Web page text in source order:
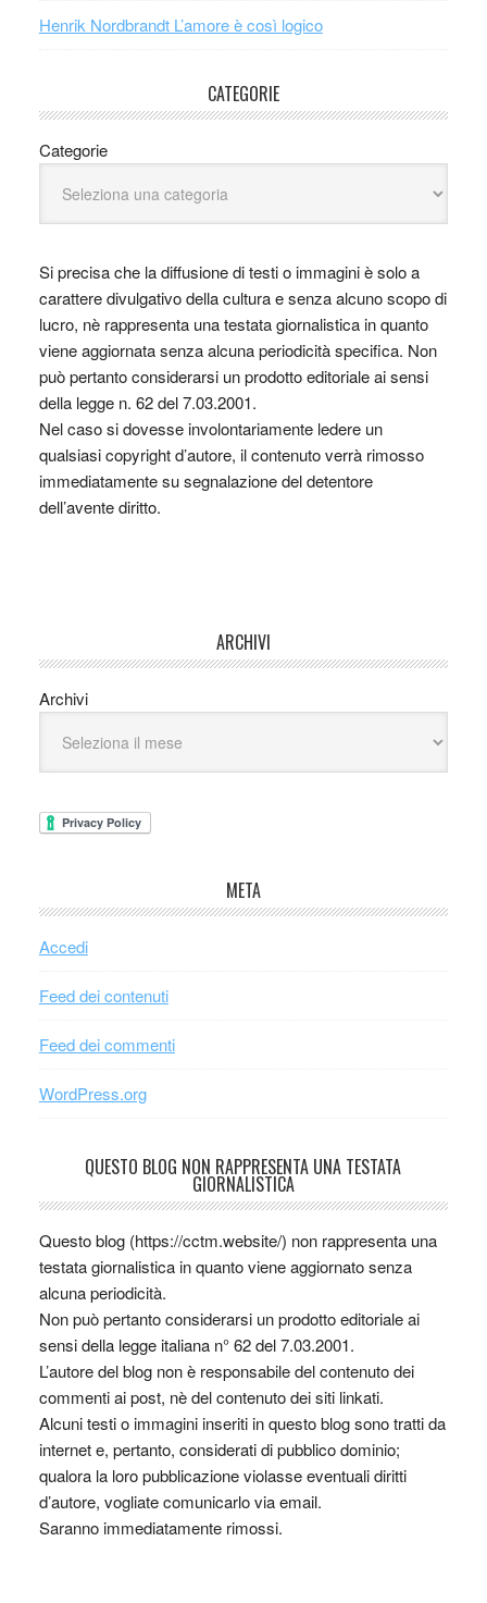
Henrik Nordbrandt L’amore è così logico
CATEGORIE
Categorie
Si precisa che la diffusione di testi o immagini è solo a
carattere divulgativo della cultura e senza alcuno scopo di
lucro, nè rappresenta una testata giornalistica in quanto
viene aggiornata senza alcuna periodicità specifica. Non
può pertanto considerarsi un prodotto editoriale ai sensi
della legge n. 62 del 7.03.2001.
Nel caso si dovesse involontariamente ledere un
qualsiasi copyright d’autore, il contenuto verrà rimosso
immediatamente su segnalazione del detentore
dell’avente diritto.
ARCHIVI
Archivi
META
Accedi
Feed dei contenuti
Feed dei commenti
WordPress.org
QUESTO BLOG NON RAPPRESENTA UNA TESTATA
GIORNALISTICA
Questo blog (https://cctm.website/) non rappresenta una
testata giornalistica in quanto viene aggiornato senza
alcuna periodicità.
Non può pertanto considerarsi un prodotto editoriale ai
sensi della legge italiana n° 62 del 7.03.2001.
L’autore del blog non è responsabile del contenuto dei
commenti ai post, nè del contenuto dei siti linkati.
Alcuni testi o immagini inseriti in questo blog sono tratti da
internet e, pertanto, considerati di pubblico dominio;
qualora la loro pubblicazione violasse eventuali diritti
d’autore, vogliate comunicarlo via email.
Saranno immediatamente rimossi.